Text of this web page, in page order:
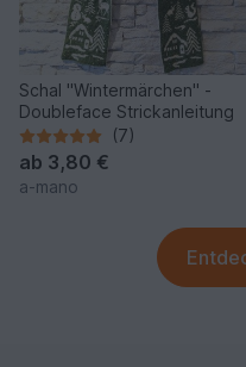
Schal "Wintermärchen" -
Doubleface Strickanleitung
(7)
ab 3,80 €
a-mano